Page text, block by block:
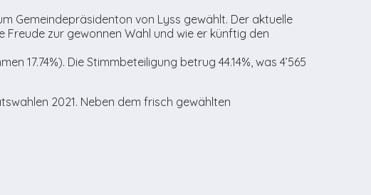
Gemeindepräsidenton von Lyss gewählt. Der aktuelle
zur gewonnen Wahl und wie er künftig den
17.74%). Die Stimmbeteiligung betrug 44.14%, was 4’565
2021. Neben dem frisch gewählten